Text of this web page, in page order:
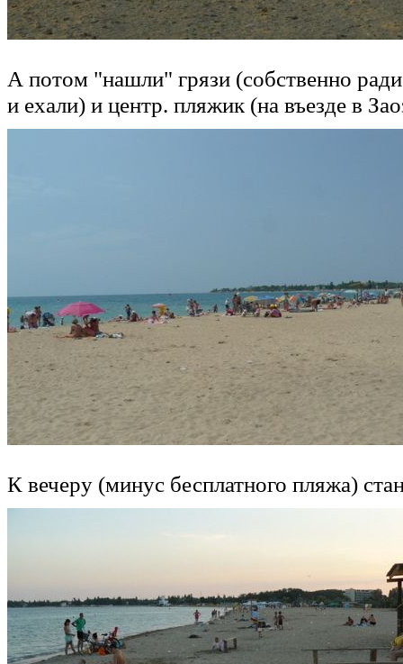
А потом "нашли" грязи (собственно
и ехали) и центр. пляжик (на въезде в
К вечеру (минус бесплатного пляжа)